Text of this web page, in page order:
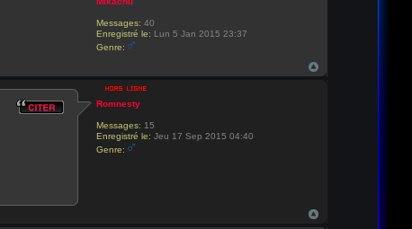
Messages: 40
Enregistré le: Lun 5 Jan 2015 23:37
Genre:
Romnesty
Messages: 15
Enregistré le: Jeu 17 Sep 2015 04:40
Genre: